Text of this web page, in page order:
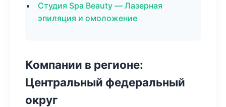
Студия Spa Beauty — Лазерная
эпиляция и омоложение
Компании в регионе:
Центральный федеральный
округ